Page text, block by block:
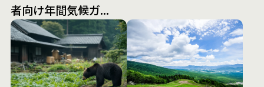
者向け年間気候ガ...